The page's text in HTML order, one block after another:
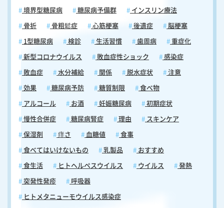
境界型糖尿病 糖尿病予備群 インスリン療法
骨折 骨粗鬆症 心筋梗塞 後遺症 脳梗塞
1型糖尿病 検診 生活習慣 歯周病 重症化
新型コロナウイルス 敗血症性ショック 感染症
敗血症 水分補給 関係 脱水症状 注意
効果 糖尿病予防 糖質制限 食べ物
アルコール お酒 妊娠糖尿病 初期症状
慢性合併症 糖尿病腎症 理由 スキンケア
保湿剤 痒さ 血糖値 食事
食べてはいけないもの 乳製品 おすすめ
食生活 ヒトヘルペスウイルス ウイルス 発熱
突発性発疹 呼吸器
ヒトメタニューモウイルス感染症